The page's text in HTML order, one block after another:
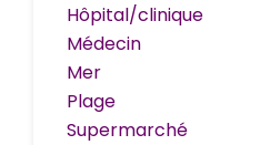
Hôpital/clinique
Médecin
Mer
Plage
Supermarché